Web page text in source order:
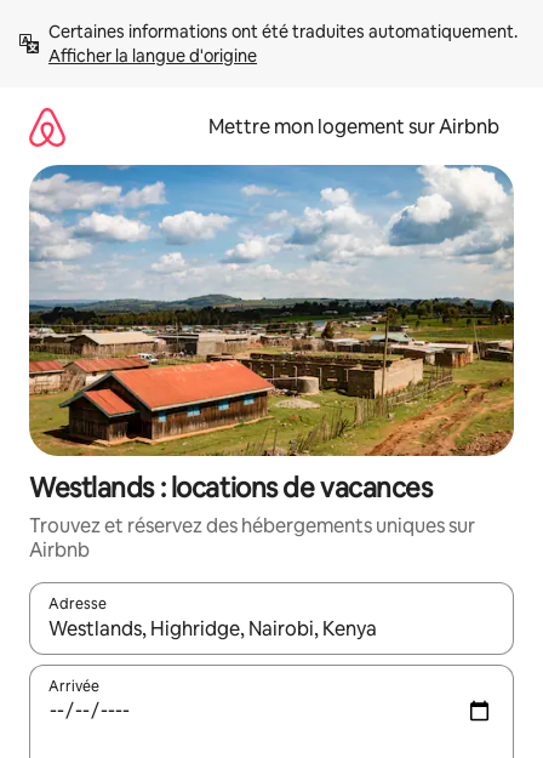
directement
Afficher la langue d'origine
Mettre mon logement sur Airbnb
Westlands : locations de vacances
Trouvez et réservez des hébergements uniques sur
Airbnb
Adresse
Lorsque les résultats s'affichent, utilisez les flèches vers le
Arrivée